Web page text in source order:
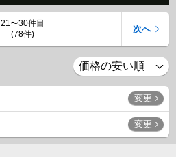
21〜30件目
(78件)
次へ
変更
変更